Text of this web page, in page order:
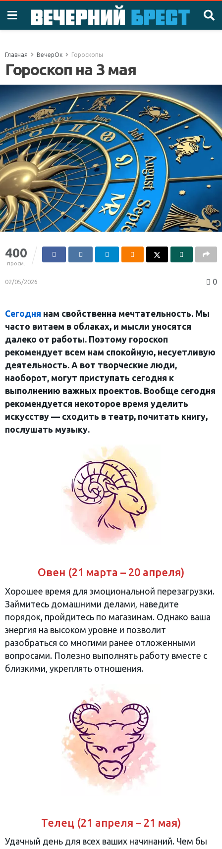
Главная ВечерОк Гороскопы
Гороскоп на 3 мая
400
просм.
02/05/2026 0
Сегодня нам свойственна мечтательность. Мы
часто витаем в облаках, и мысли уносятся
далеко от работы. Поэтому гороскоп
рекомендует всем нам спокойную, несуетливую
деятельность. А вот творческие люди,
наоборот, могут приступать сегодня к
выполнению важных проектов. Вообще сегодня
рекомендуется некоторое время уделить
искусству — сходить в театр, почитать книгу,
послушать музыку.
Овен (21 марта – 20 апреля)
Хорошее время для эмоциональной перезагрузки.
Займитесь домашними делами, наведите
порядок, пройдитесь по магазинам. Однако ваша
энергия на высоком уровне и позволит
разобраться со многими ранее отложенными
вопросами. Полезно выполнять работу вместе с
близкими, укреплять отношения.
Телец (21 апреля – 21 мая)
Удачный день для всех ваших начинаний. Чем бы